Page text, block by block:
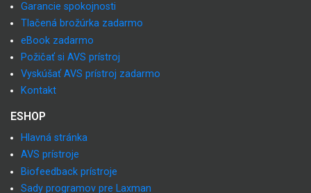
Garancie spokojnosti
Tlačená brožúrka zadarmo
eBook zadarmo
Požičať si AVS prístroj
Vyskúšať AVS prístroj zadarmo
Kontakt
ESHOP
Hlavná stránka
AVS prístroje
Biofeedback prístroje
Sady programov pre Laxman